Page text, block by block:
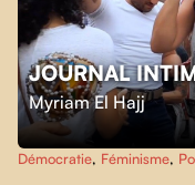
JOURNAL
Myriam El Hajj
Démocratie, Féminisme,